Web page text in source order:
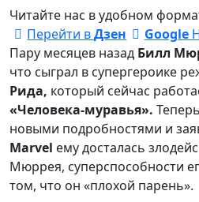
Читайте нас в удобном
Перейти вДзен Google
Пару месяцев назад Билл
что сыграл в супергероике
Рида, который сейчас
«Человека-муравья».
новыми подробностями и
Marvel ему досталась
Мюррея, суперспособности
том, что он «плохой парень».